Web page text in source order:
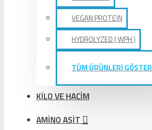
VEGAN PROTEİN
HYDROLYZED ( WPH )
TÜM ÜRÜNLERİ GÖSTER
KİLO VE HACİM
AMİNO ASİT